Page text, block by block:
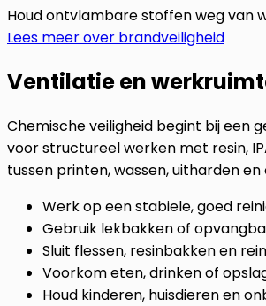
Houd ontvlambare stoffen weg van
Lees meer over brandveiligheid
Ventilatie en
Chemische veiligheid begint bij een
voor structureel werken met resin,
tussen printen, wassen, uitharden en
Werk op een stabiele, goed
Gebruik lekbakken of
Sluit flessen, resinbakken en
Voorkom eten, drinken of
Houd kinderen, huisdieren en